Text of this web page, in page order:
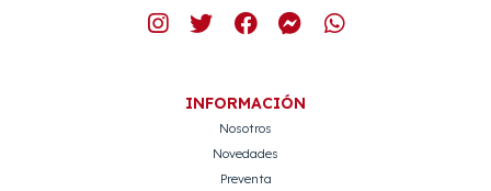
INFORMACIÓN
Nosotros
Novedades
Preventa